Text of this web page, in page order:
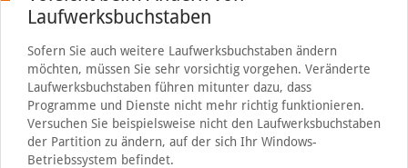
Laufwerksbuchstaben
Sofern Sie auch weitere Laufwerksbuchstaben ändern
möchten, müssen Sie sehr vorsichtig vorgehen. Veränderte
Laufwerksbuchstaben führen mitunter dazu, dass
Programme und Dienste nicht mehr richtig funktionieren.
Versuchen Sie beispielsweise nicht den Laufwerksbuchstaben
der Partition zu ändern, auf der sich Ihr Windows-
Betriebssystem befindet.